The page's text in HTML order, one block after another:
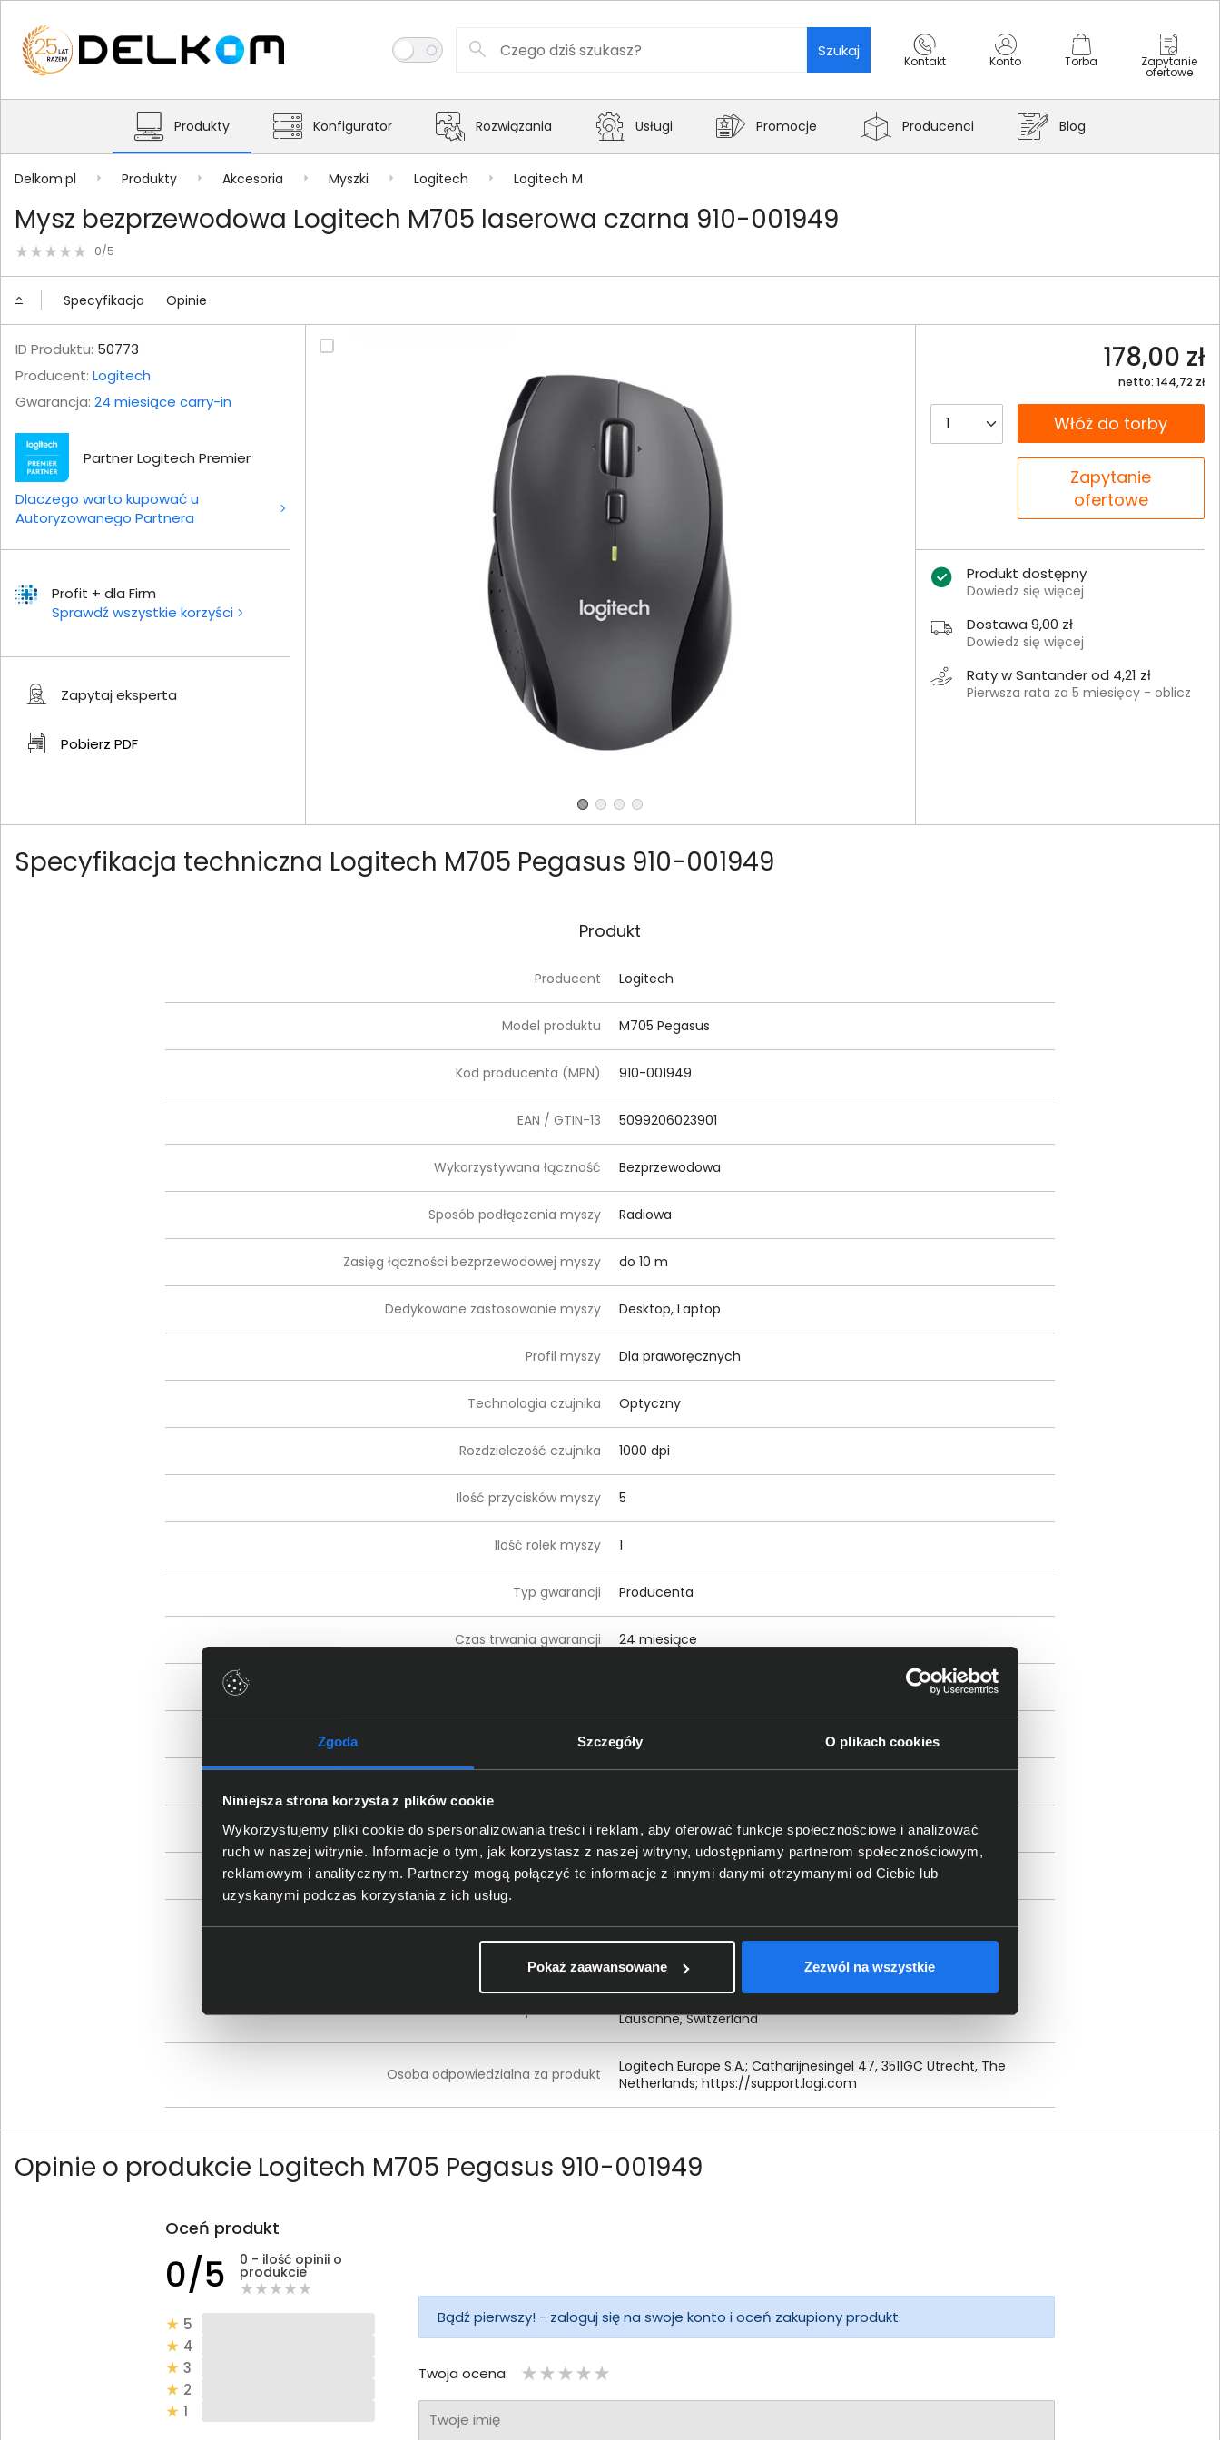
Zgoda Szczegóły O plikach cookies
Niniejsza strona korzysta z plików cookie
Wykorzystujemy pliki cookie do spersonalizowania treści i reklam, aby oferować funkcje społecznościowe i analizować
ruch w naszej witrynie. Informacje o tym, jak korzystasz z naszej witryny, udostępniamy partnerom społecznościowym,
reklamowym i analitycznym. Partnerzy mogą połączyć te informacje z innymi danymi otrzymanymi od Ciebie lub
uzyskanymi podczas korzystania z ich usług.
Pokaż zaawansowane Zezwól na wszystkie
Szukaj
Kontakt Konto Torba Zapytanie
ofertowe
Produkty Konfigurator Rozwiązania Usługi Promocje Producenci Blog
Delkom.pl Produkty Akcesoria Myszki Logitech Logitech M
Mysz bezprzewodowa Logitech M705 laserowa czarna 910-001949
0/5
Specyfikacja Opinie
ID Produktu: 50773
Producent: Logitech
Gwarancja: 24 miesiące carry-in
Partner Logitech Premier
Dlaczego warto kupować u
Autoryzowanego Partnera
Profit + dla Firm
Sprawdź wszystkie korzyści
Zapytaj eksperta
Pobierz PDF
178,00 zł
netto: 144,72 zł
__B2C.PRODUCT.QUANTITY
__B2C.PRODUCT.QUANTITY
Włóż do torby
Zapytanie
ofertowe
Produkt dostępny
Dowiedz się więcej
Dostawa 9,00 zł
Dowiedz się więcej
Raty w Santander od 4,21 zł
Pierwsza rata za 5 miesięcy - oblicz
Specyfikacja techniczna Logitech M705 Pegasus 910-001949
Produkt
Producent Logitech
Model produktu M705 Pegasus
Kod producenta (MPN) 910-001949
EAN / GTIN-13 5099206023901
Wykorzystywana łączność Bezprzewodowa
Sposób podłączenia myszy Radiowa
Zasięg łączności bezprzewodowej myszy do 10 m
Dedykowane zastosowanie myszy Desktop, Laptop
Profil myszy Dla praworęcznych
Technologia czujnika Optyczny
Rozdzielczość czujnika 1000 dpi
Ilość przycisków myszy 5
Ilość rolek myszy 1
Typ gwarancji Producenta
Czas trwania gwarancji 24 miesiące
Waga produktu 0,14 kg
Szerokość (mm) 71
Głębokość (mm) 109
Dane producenta
Lausanne, Switzerland
Osoba odpowiedzialna za produkt Logitech Europe S.A.; Catharijnesingel 47, 3511GC Utrecht, The
Netherlands; https://support.logi.com
Opinie o produkcie Logitech M705 Pegasus 910-001949
Oceń produkt
0/5 0 - ilość opinii o
produkcie
5
4
3
2
1
Bądź pierwszy! - zaloguj się na swoje konto i oceń zakupiony produkt.
Twoja ocena:
Twoje imię